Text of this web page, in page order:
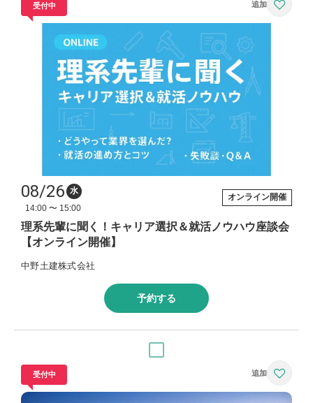
受付中
08/26 水
14:00 〜 15:00
オンライン開催
理系先輩に聞く！キャリア選択＆就活ノウハウ座談会
【オンライン開催】
中野土建株式会社
予約する
受付中